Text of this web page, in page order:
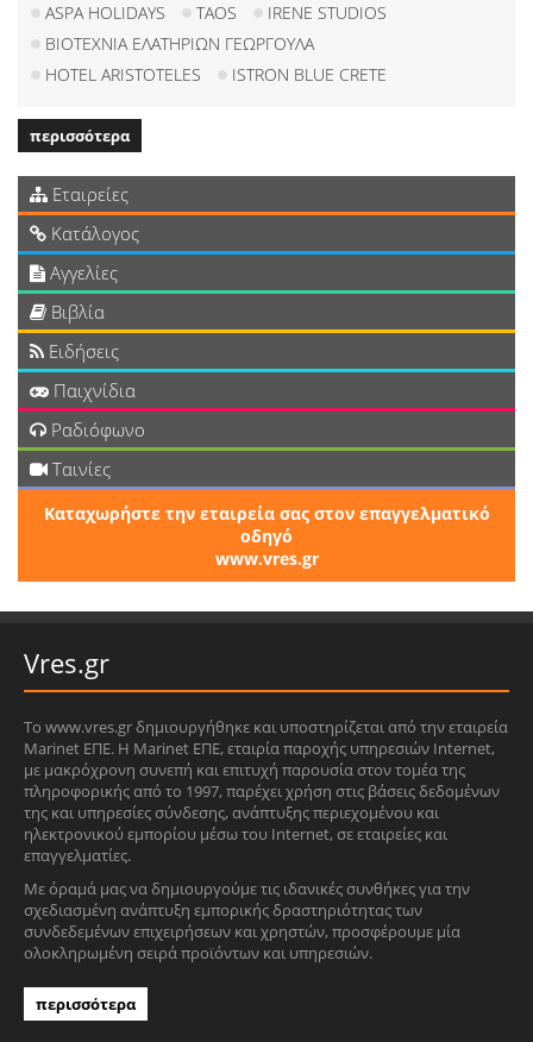
ASPA HOLIDAYS
TAOS
IRENE STUDIOS
ΒΙΟΤΕΧΝΙΑ ΕΛΑΤΗΡΙΩΝ ΓΕΩΡΓΟΥΛΑ
HOTEL ARISTOTELES
ISTRON BLUE CRETE
περισσότερα
Εταιρείες
Κατάλογος
Αγγελίες
Βιβλία
Ειδήσεις
Παιχνίδια
Ραδιόφωνο
Ταινίες
Καταχωρήστε την εταιρεία σας στον επαγγελματικό
οδηγό
www.vres.gr
Vres.gr
Το www.vres.gr δημιουργήθηκε και υποστηρίζεται από την εταιρεία
Marinet ΕΠΕ. Η Marinet ΕΠΕ, εταιρία παροχής υπηρεσιών Internet,
με μακρόχρονη συνεπή και επιτυχή παρουσία στον τομέα της
πληροφορικής από το 1997, παρέχει χρήση στις βάσεις δεδομένων
της και υπηρεσίες σύνδεσης, ανάπτυξης περιεχομένου και
ηλεκτρονικού εμπορίου μέσω του Internet, σε εταιρείες και
επαγγελματίες.
Με όραμά μας να δημιουργούμε τις ιδανικές συνθήκες για την
σχεδιασμένη ανάπτυξη εμπορικής δραστηριότητας των
συνδεδεμένων επιχειρήσεων και χρηστών, προσφέρουμε μία
ολοκληρωμένη σειρά προϊόντων και υπηρεσιών.
περισσότερα